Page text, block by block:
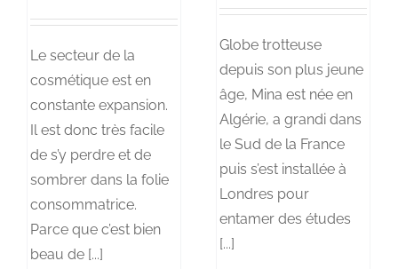
Le secteur de la
cosmétique est en
constante expansion.
Il est donc très facile
de s’y perdre et de
sombrer dans la folie
consommatrice.
Parce que c’est bien
beau de [...]
Globe trotteuse
depuis son plus jeune
âge, Mina est née en
Algérie, a grandi dans
le Sud de la France
puis s’est installée à
Londres pour
entamer des études
[...]